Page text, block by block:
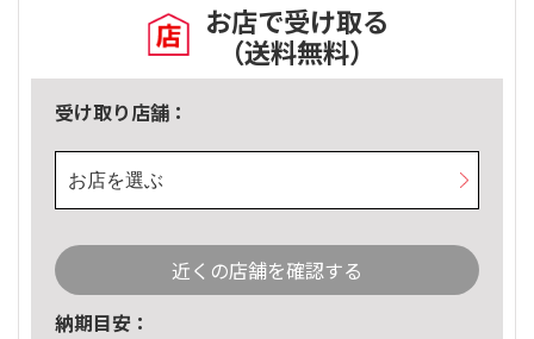
お店で受け取る
（送料無料）
受け取り店舗：
お店を選ぶ
近くの店舗を確認する
納期目安：